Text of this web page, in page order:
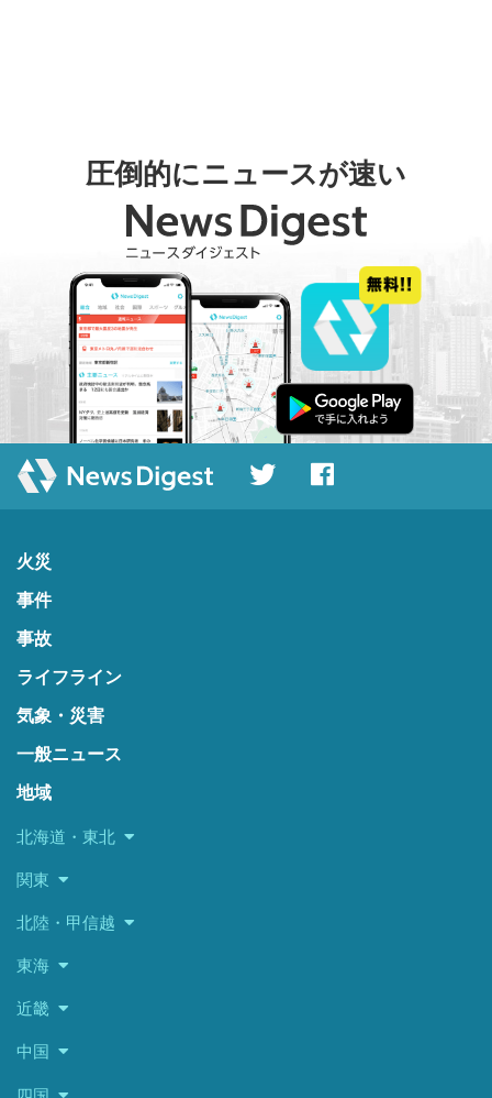
圧倒的にニュースが速い
火災
事件
事故
ライフライン
気象・災害
一般ニュース
地域
北海道・東北
関東
北陸・甲信越
東海
近畿
中国